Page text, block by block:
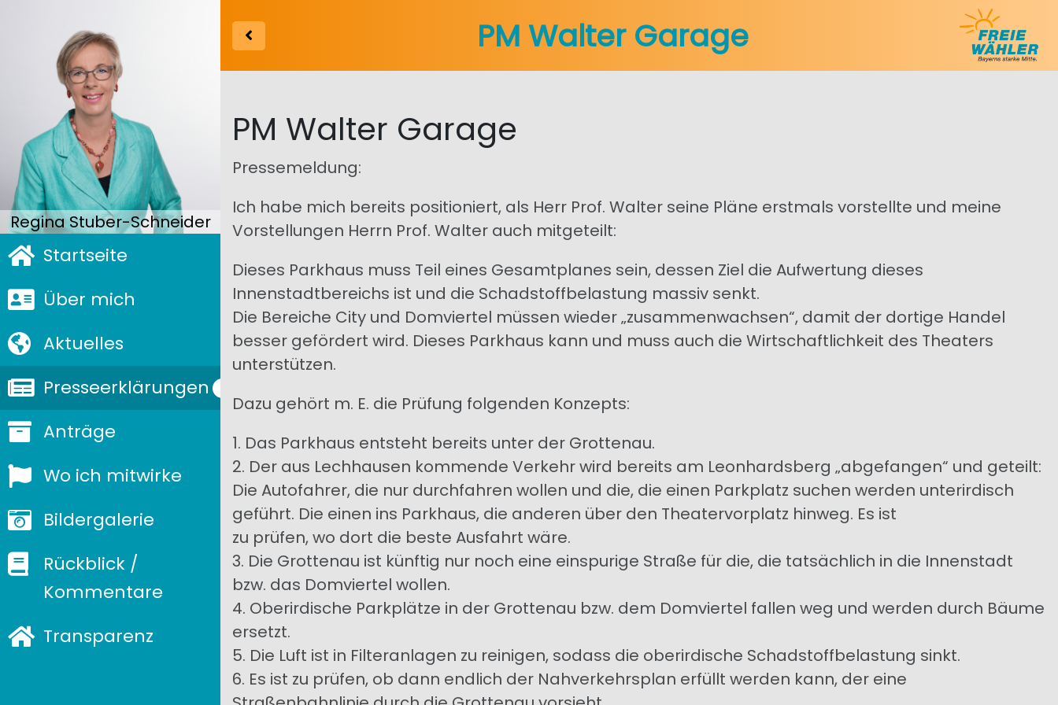
Regina Stuber-Schneider
Startseite
Über mich
Aktuelles
Presseerklärungen
Anträge
Wo ich mitwirke
Bildergalerie
Rückblick /
Kommentare
Transparenz
PM Walter Garage
PM Walter Garage
Pressemeldung:
Ich habe mich bereits positioniert, als Herr Prof. Walter seine Pläne erstmals vorstellte und meine
Vorstellungen Herrn Prof. Walter auch mitgeteilt:
Dieses Parkhaus muss Teil eines Gesamtplanes sein, dessen Ziel die Aufwertung dieses
Innenstadtbereichs ist und die Schadstoffbelastung massiv senkt.
Die Bereiche City und Domviertel müssen wieder „zusammenwachsen“, damit der dortige Handel
besser gefördert wird. Dieses Parkhaus kann und muss auch die Wirtschaftlichkeit des Theaters
unterstützen.
Dazu gehört m. E. die Prüfung folgenden Konzepts:
1. Das Parkhaus entsteht bereits unter der Grottenau.
2. Der aus Lechhausen kommende Verkehr wird bereits am Leonhardsberg „abgefangen“ und geteilt:
Die Autofahrer, die nur durchfahren wollen und die, die einen Parkplatz suchen werden unterirdisch
geführt. Die einen ins Parkhaus, die anderen über den Theatervorplatz hinweg. Es ist
zu prüfen, wo dort die beste Ausfahrt wäre.
3. Die Grottenau ist künftig nur noch eine einspurige Straße für die, die tatsächlich in die Innenstadt
bzw. das Domviertel wollen.
4. Oberirdische Parkplätze in der Grottenau bzw. dem Domviertel fallen weg und werden durch Bäume
ersetzt.
5. Die Luft ist in Filteranlagen zu reinigen, sodass die oberirdische Schadstoffbelastung sinkt.
6. Es ist zu prüfen, ob dann endlich der Nahverkehrsplan erfüllt werden kann, der eine